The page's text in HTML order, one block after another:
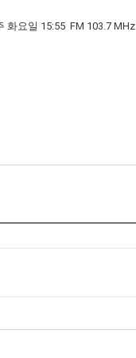
화요일 15:55 FM 103.7 MHz